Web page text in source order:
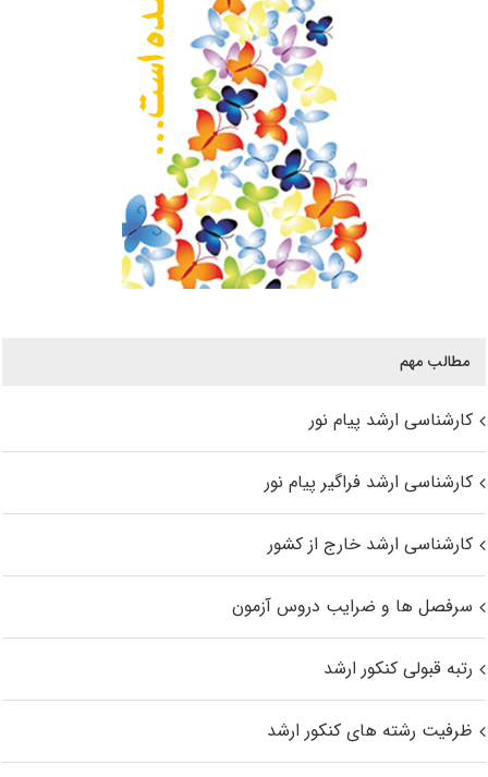
مطالب مهم
کارشناسی ارشد پیام نور
کارشناسی ارشد فراگیر پیام نور
کارشناسی ارشد خارج از کشور
سرفصل ها و ضرایب دروس آزمون
رتبه قبولی کنکور ارشد
ظرفیت رشته های کنکور ارشد